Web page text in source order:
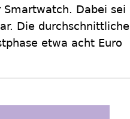
Dabei sei
Die durchschnittliche
etwa acht Euro